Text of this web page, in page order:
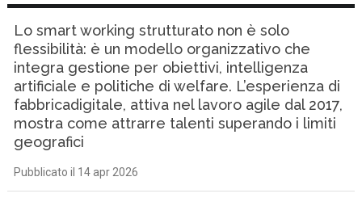
Lo smart working strutturato non è solo
flessibilità: è un modello organizzativo che
integra gestione per obiettivi, intelligenza
artificiale e politiche di welfare. L’esperienza di
fabbricadigitale, attiva nel lavoro agile dal 2017,
mostra come attrarre talenti superando i limiti
geografici
Pubblicato il 14 apr 2026